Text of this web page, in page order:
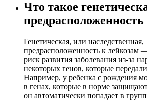
Что такое
Генетическая, или наследственная,
предрасположенность к
риск развития заболевания из-за
некоторых генов, которые
Например, у ребенка с рождения
в генах, которые в норме защищают
он автоматически попадает в